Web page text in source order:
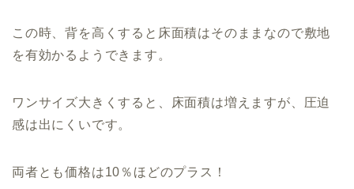
この時、背を高くすると床面積はそのままなので敷地
を有効かるようできます。
ワンサイズ大きくすると、床面積は増えますが、圧迫
感は出にくいです。
両者とも価格は10％ほどのプラス！